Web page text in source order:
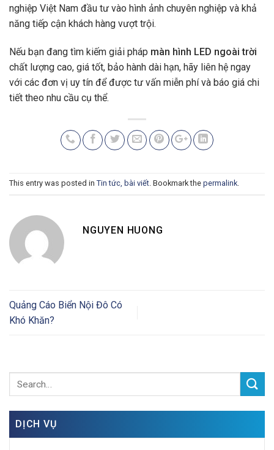
nghiệp Việt Nam đầu tư vào hình ảnh chuyên nghiệp và khả
năng tiếp cận khách hàng vượt trội.
Nếu bạn đang tìm kiếm giải pháp màn hình LED ngoài trời
chất lượng cao, giá tốt, bảo hành dài hạn, hãy liên hệ ngay
với các đơn vị uy tín để được tư vấn miễn phí và báo giá chi
tiết theo nhu cầu cụ thể.
This entry was posted in Tin tức, bài viết. Bookmark the permalink.
NGUYEN HUONG
Quảng Cáo Biển Nội Đô Có
Khó Khăn?
DỊCH VỤ